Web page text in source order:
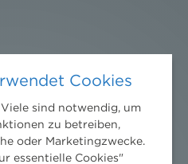
Cookies
sind notwendig, um
zu betreiben,
oder Marketingzwecke.
essentielle Cookies"